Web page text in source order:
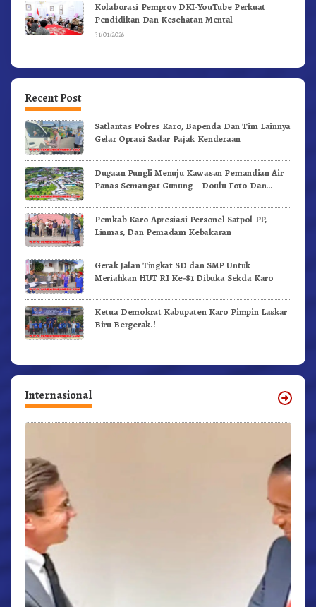
Kolaborasi Pemprov DKI-YouTube Perkuat
Pendidikan Dan Kesehatan Mental
31/01/2026
Recent Post
Satlantas Polres Karo, Bapenda Dan Tim Lainnya
Gelar Oprasi Sadar Pajak Kenderaan
Dugaan Pungli Menuju Kawasan Pemandian Air
Panas Semangat Gunung – Doulu Foto Dan
Pemkab Karo Apresiasi Personel Satpol PP,
Linmas, Dan Pemadam Kebakaran
Gerak Jalan Tingkat SD dan SMP Untuk
Meriahkan HUT RI Ke-81 Dibuka Sekda Karo
Ketua Demokrat Kabupaten Karo Pimpin Laskar
Biru Bergerak.!
Internasional